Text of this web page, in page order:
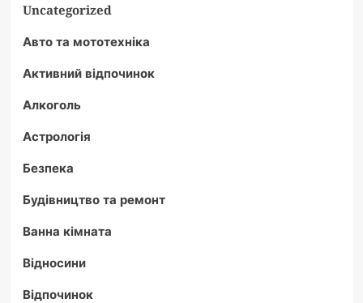
Uncategorized
Авто та мототехніка
Активний відпочинок
Алкоголь
Астрологія
Безпека
Будівництво та ремонт
Ванна кімната
Відносини
Відпочинок